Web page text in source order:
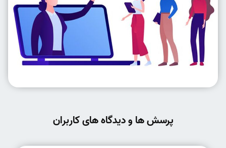
پرسش ها و دیدگاه های کاربران